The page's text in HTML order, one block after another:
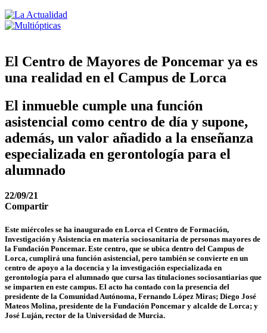
El Centro de Mayores de Poncemar ya es
una realidad en el Campus de Lorca
El inmueble cumple una función
asistencial como centro de día y supone,
además, un valor añadido a la enseñanza
especializada en gerontología para el
alumnado
22/09/21
Compartir
Este miércoles se ha inaugurado en Lorca el Centro de Formación,
Investigación y Asistencia en materia sociosanitaria de personas mayores de
la Fundación Poncemar. Este centro, que se ubica dentro del Campus de
Lorca, cumplirá una función asistencial, pero también se convierte en un
centro de apoyo a la docencia y la investigación especializada en
gerontología para el alumnado que cursa las titulaciones sociosantiarias que
se imparten en este campus. El acto ha contado con la presencia del
presidente de la Comunidad Autónoma, Fernando López Miras; Diego José
Mateos Molina, presidente de la Fundación Poncemar y alcalde de Lorca; y
José Luján, rector de la Universidad de Murcia.